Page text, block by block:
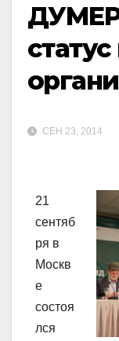
ДУМЕР
СЕН 23, 2014
21
сентяб
ря в
Москв
е
состоя
лся